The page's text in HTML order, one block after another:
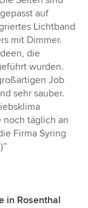
auf
Lichtband
mit Dimmer.
die
wurden.
Job
sehr sauber.
noch täglich an
Firma Syring
in Rosenthal